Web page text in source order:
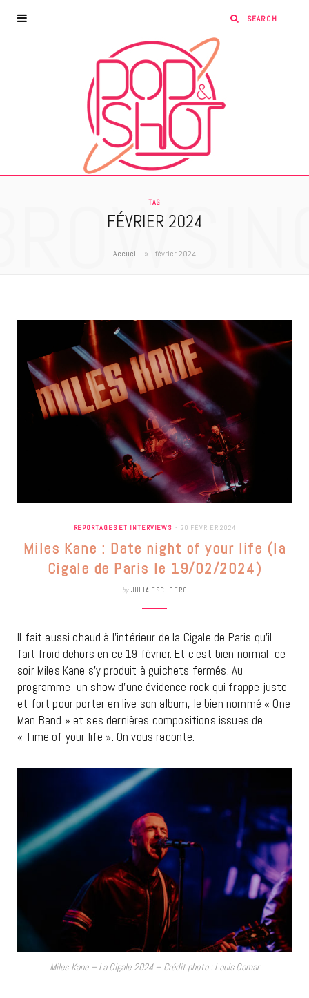
TAG
FÉVRIER 2024
Accueil » février 2024
REPORTAGES ET INTERVIEWS 20 FÉVRIER 2024
Miles Kane : Date night of your life (la
Cigale de Paris le 19/02/2024)
by JULIA ESCUDERO
Il fait aussi chaud à l’intérieur de la Cigale de Paris qu’il
fait froid dehors en ce 19 février. Et c’est bien normal, ce
soir Miles Kane s’y produit à guichets fermés. Au
programme, un show d’une évidence rock qui frappe juste
et fort pour porter en live son album, le bien nommé « One
Man Band » et ses dernières compositions issues de
« Time of your life ». On vous raconte.
Miles Kane – La Cigale 2024 – Crédit photo : Louis Comar